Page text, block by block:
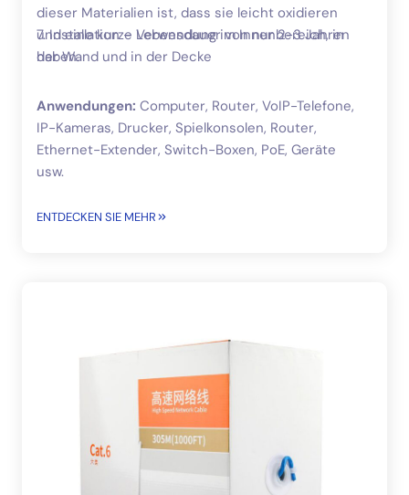
dieser Materialien ist, dass sie leicht oxidieren
und eine kurze Lebensdauer von nur 2-3 Jahren
haben.
7. Installation – Verwendung im Innenbereich, in
der Wand und in der Decke
Anwendungen: Computer, Router, VoIP-Telefone,
IP-Kameras, Drucker, Spielkonsolen, Router,
Ethernet-Extender, Switch-Boxen, PoE, Geräte
usw.
ENTDECKEN SIE MEHR